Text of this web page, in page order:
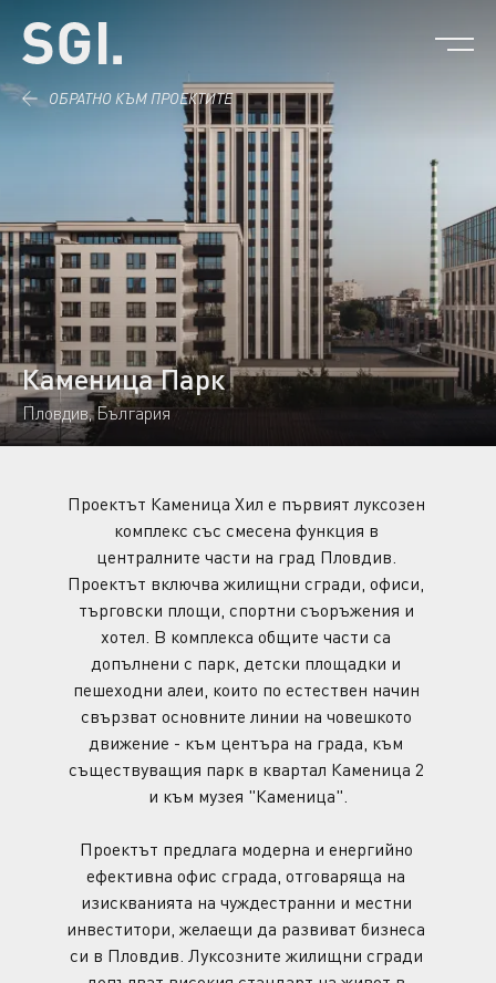
ОБРАТНО КЪМ ПРОЕКТИТЕ
Каменица Парк
Пловдив, България
Проектът Каменица Хил е първият луксозен
комплекс със смесена функция в
централните части на град Пловдив.
Проектът включва жилищни сгради, офиси,
търговски площи, спортни съоръжения и
хотел. В комплекса общите части са
допълнени с парк, детски площадки и
пешеходни алеи, които по естествен начин
свързват основните линии на човешкото
движение - към центъра на града, към
съществуващия парк в квартал Каменица 2
и към музея "Каменица".
Проектът предлага модерна и енергийно
ефективна офис сграда, отговаряща на
изискванията на чуждестранни и местни
инвеститори, желаещи да развиват бизнеса
си в Пловдив. Луксозните жилищни сгради